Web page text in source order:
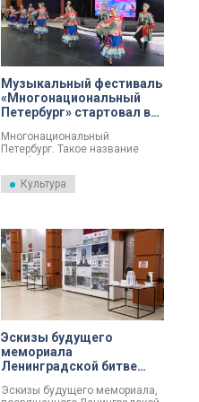
Музыкальный фестиваль
«Многонациональный
Петербург» стартовал в
Многонациональный
Петербург. Такое название
приобрел музыкальный
фестиваль национально-
культурных объединений и
Культура
Эскизы будущего
мемориала
Ленинградской битве
– моя история»
Эскизы будущего мемориала,